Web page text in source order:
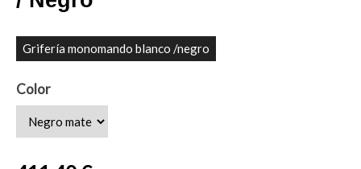
Grifería monomando blanco /negro
Color